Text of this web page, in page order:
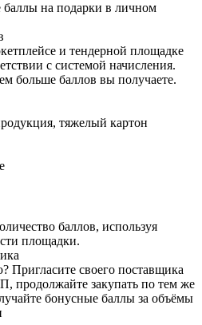
на подарки в личном
и тендерной площадке
с системой начисления.
больше баллов вы получаете.
тяжелый картон
баллов, используя
площадки.
Пригласите своего поставщика
продолжайте закупать по тем же
бонусные баллы за объёмы